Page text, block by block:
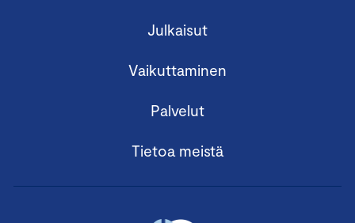
Julkaisut
Vaikuttaminen
Palvelut
Tietoa meistä